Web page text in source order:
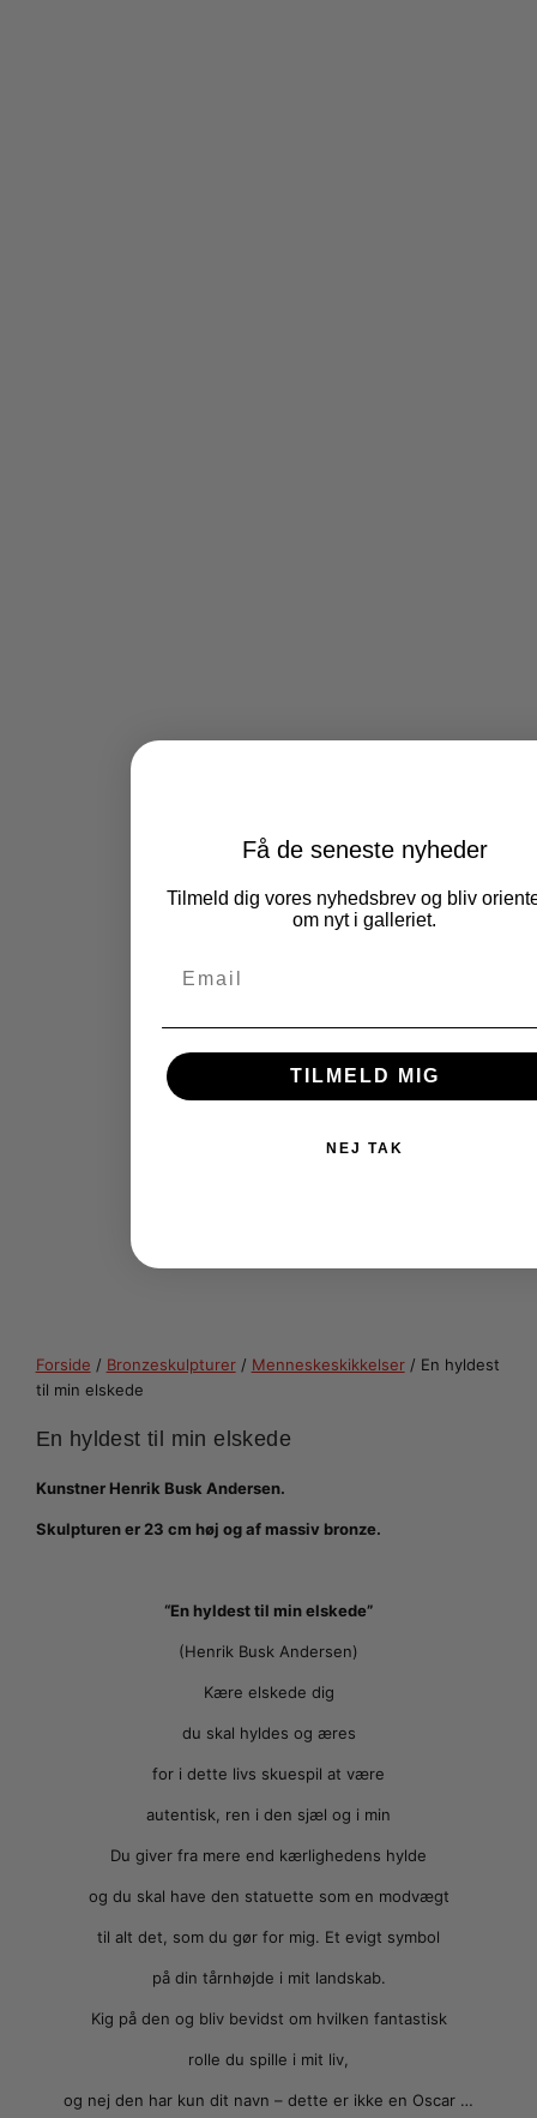
Forside / Bronzeskulpturer/ Menneskeskikkelser/ En hyldest
til min elskede
En hyldest til min elskede
Kunstner Henrik Busk Andersen.
Skulpturen er 23 cm høj og af massiv bronze.
“En hyldest til min elskede”
(Henrik Busk Andersen)
Kære elskede dig
du skal hyldes og æres
for i dette livs skuespil at være
autentisk, ren i den sjæl og i min
Du giver fra mere end kærlighedens hylde
og du skal have den statuette som en modvægt
til alt det, som du gør for mig. Et evigt symbol
på din tårnhøjde i mit landskab.
Kig på den og bliv bevidst om hvilken fantastisk
rolle du spille i mit liv,
og nej den har kun dit navn – dette er ikke en Oscar …
Få de seneste nyheder
Tilmeld dig vores nyhedsbrev og bliv
om nyt i galleriet.
TILMELD MIG
NEJ TAK